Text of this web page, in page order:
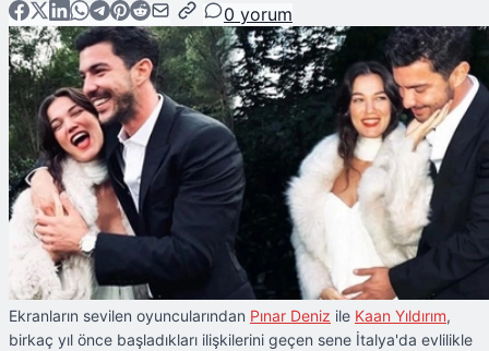
0 yorum
Ekranların sevilen oyuncularından Pınar Deniz ile Kaan Yıldırım,
birkaç yıl önce başladıkları ilişkilerini geçen sene İtalya'da evlilikle